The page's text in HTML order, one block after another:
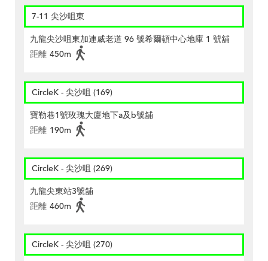
7-11 尖沙咀東
九龍尖沙咀東加連威老道 96 號希爾頓中心地庫 1 號舖
距離 450m
CircleK - 尖沙咀 (169)
寶勒巷1號玫瑰大廈地下a及b號舖
距離 190m
CircleK - 尖沙咀 (269)
九龍尖東站3號舖
距離 460m
CircleK - 尖沙咀 (270)